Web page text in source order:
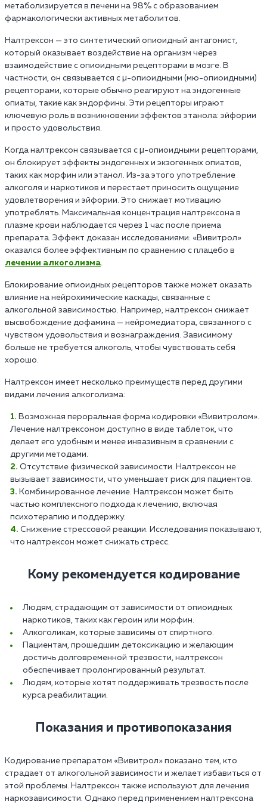
метаболизируется в печени на 98% с образованием
фармакологически активных метаболитов.
Налтрексон — это синтетический опиоидный антагонист,
который оказывает воздействие на организм через
взаимодействие с опиоидными рецепторами в мозге. В
частности, он связывается с μ-опиоидными (мю-опиоидными)
рецепторами, которые обычно реагируют на эндогенные
опиаты, такие как эндорфины. Эти рецепторы играют
ключевую роль в возникновении эффектов этанола: эйфории
и просто удовольствия.
Когда налтрексон связывается с μ-опиоидными рецепторами,
он блокирует эффекты эндогенных и экзогенных опиатов,
таких как морфин или этанол. Из-за этого употребление
алкоголя и наркотиков и перестает приносить ощущение
удовлетворения и эйфории. Это снижает мотивацию
употреблять. Максимальная концентрация налтрексона в
плазме крови наблюдается через 1 час после приема
препарата. Эффект доказан исследованиями: «Вивитрол»
оказался более эффективным по сравнению с плацебо в
лечении алкоголизма.
Блокирование опиоидных рецепторов также может оказать
влияние на нейрохимические каскады, связанные с
алкогольной зависимостью. Например, налтрексон снижает
высвобождение дофамина — нейромедиатора, связанного с
чувством удовольствия и вознаграждения. Зависимому
больше не требуется алкоголь, чтобы чувствовать себя
хорошо.
Налтрексон имеет несколько преимуществ перед другими
видами лечения алкоголизма:
Возможная пероральная форма кодировки «Вивитролом».
Лечение налтрексоном доступно в виде таблеток, что
делает его удобным и менее инвазивным в сравнении с
другими методами.
Отсутствие физической зависимости. Налтрексон не
вызывает зависимости, что уменьшает риск для пациентов.
Комбинированное лечение. Налтрексон может быть
частью комплексного подхода к лечению, включая
психотерапию и поддержку.
Снижение стрессовой реакции. Исследования показывают,
что налтрексон может снижать стресс.
Кому рекомендуется кодирование
Людям, страдающим от зависимости от опиоидных
наркотиков, таких как героин или морфин.
Алкоголикам, которые зависимы от спиртного.
Пациентам, прошедшим детоксикацию и желающим
достичь долговременной трезвости, налтрексон
обеспечивает пролонгированный результат.
Людям, которые хотят поддерживать трезвость после
курса реабилитации.
Показания и противопоказания
Кодирование препаратом «Вивитрол» показано тем, кто
страдает от алкогольной зависимости и желает избавиться от
этой проблемы. Налтрексон также используют для лечения
наркозависимости. Однако перед применением налтрексона